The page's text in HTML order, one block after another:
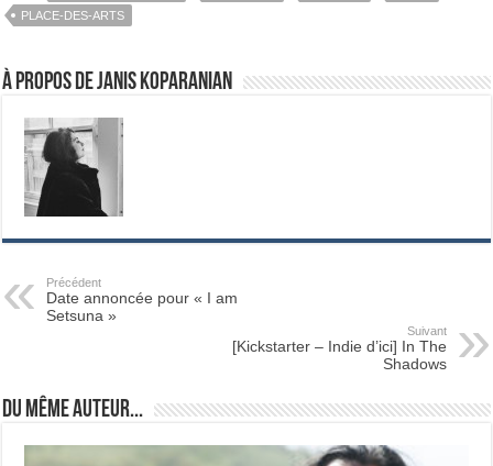
PLACE-DES-ARTS
À propos de Janis Koparanian
Précédent
Date annoncée pour « I am
Setsuna »
Suivant
[Kickstarter – Indie d’ici] In The
Shadows
Du même auteur...